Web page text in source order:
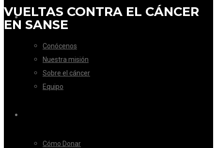
LA FUNDACIÓN
Conócenos
Nuestra misión
Sobre el cáncer
Equipo
Cómo Donar
VUELTAS CONTRA EL CÁNCER
EN SANSE